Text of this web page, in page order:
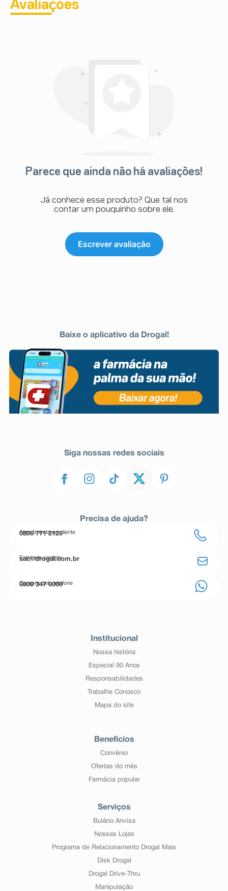
Avaliações
Parece que ainda não há avaliações!
Já conhece esse produto? Que tal nos
contar um pouquinho sobre ele.
Escrever avaliação
Baixe o aplicativo da Drogal!
Siga nossas redes sociais
Precisa de ajuda?
Atendimento ao cliente
0800 771 2120
Entre em contato
sac@drogal.com.br
Compre pelo telefone
0800 347 0000
Institucional
Nossa história
Especial 90 Anos
Responsabilidades
Trabalhe Conosco
Mapa do site
Benefícios
Convênio
Ofertas do mês
Farmácia popular
Serviços
Bulário Anvisa
Nossas Lojas
Programa de Relacionamento Drogal Mais
Disk Drogal
Drogal Drive-Thru
Manipulação